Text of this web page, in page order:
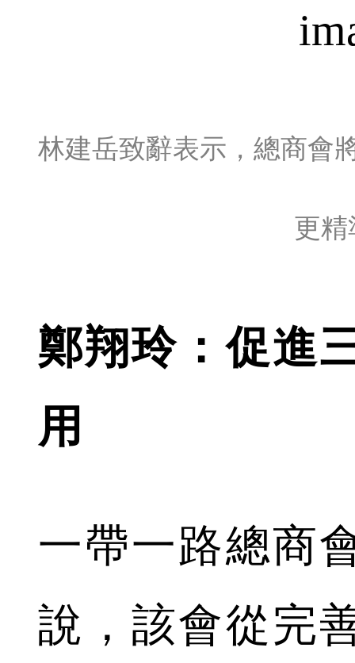
林建岳致辭表示，總商會
更精
鄭翔玲：促進
用
一帶一路總商
說，該會從完